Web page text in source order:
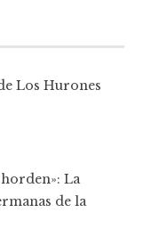
Los Hurones
La
de la